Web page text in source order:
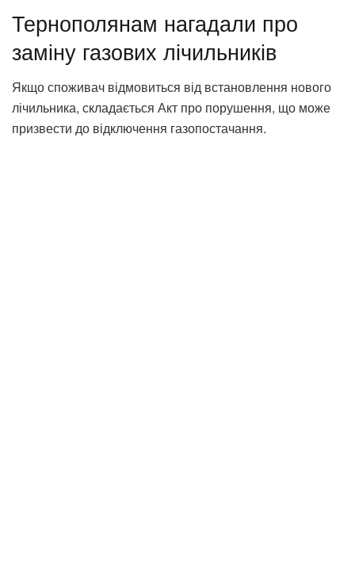
Тернополянам нагадали про
заміну газових лічильників
Якщо споживач відмовиться від встановлення нового
лічильника, складається Акт про порушення, що може
призвести до відключення газопостачання.